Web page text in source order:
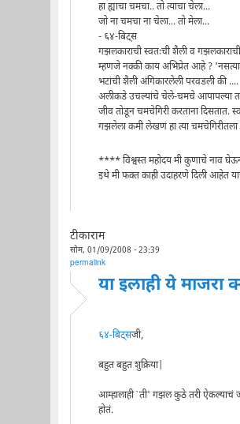
हा ह्याचा चमचा.. तो त्याचा चेला...
जो ना चमचा ना चेला... तो मेला...
- ६४-बिट्स
गझलकाराची स्वतःची शैली व
म्हणजे नक्की काय अभिप्रेत आहे ?
भटांची शैली अंगिकारलेली परवडली की ....
अलीकडे उचल्यांचे चेले-चमचे आपापल्या
जीव तोडून चमचेगिरी करताना दिसतात.
गझलेला कमी लेखणं हा त्या चमचेगिरीतला
**** विश्वस्त महोदय मी कुणाचे नाव
इथे मी फक्त काही उदाहरणे दिली आहेत
टीकाराम
सोम, 01/09/2008 - 23:39
permalink
या इलाही ये माजरा
६४-बिट्सजी,
बहुत बहुत शुक्रिया|
आम्हालाही `ती' गझल कुठे तरी
होतं.